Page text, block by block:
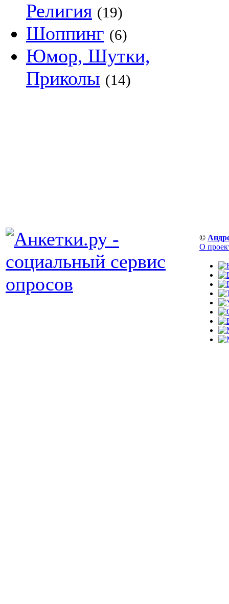
Религия (19)
Шоппинг (6)
Юмор, Шутки,
Приколы (14)
©
О